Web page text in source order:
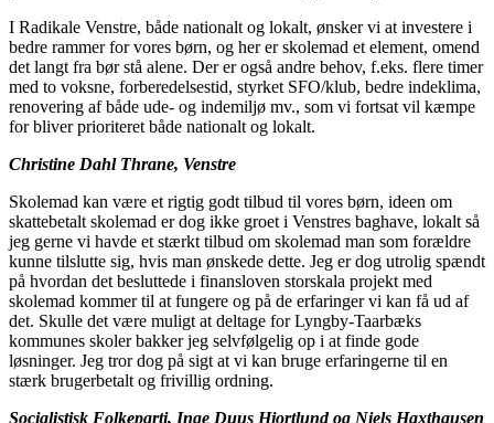
I Radikale Venstre, både nationalt og lokalt, ønsker vi at investere i
bedre rammer for vores børn, og her er skolemad et element, omend
det langt fra bør stå alene. Der er også andre behov, f.eks. flere timer
med to voksne, forberedelsestid, styrket SFO/klub, bedre indeklima,
renovering af både ude- og indemiljø mv., som vi fortsat vil kæmpe
for bliver prioriteret både nationalt og lokalt.
Christine Dahl Thrane, Venstre
Skolemad kan være et rigtig godt tilbud til vores børn, ideen om
skattebetalt skolemad er dog ikke groet i Venstres baghave, lokalt så
jeg gerne vi havde et stærkt tilbud om skolemad man som forældre
kunne tilslutte sig, hvis man ønskede dette. Jeg er dog utrolig spændt
på hvordan det besluttede i finansloven storskala projekt med
skolemad kommer til at fungere og på de erfaringer vi kan få ud af
det. Skulle det være muligt at deltage for Lyngby-Taarbæks
kommunes skoler bakker jeg selvfølgelig op i at finde gode
løsninger. Jeg tror dog på sigt at vi kan bruge erfaringerne til en
stærk brugerbetalt og frivillig ordning.
Socialistisk Folkeparti, Inge Duus Hjortlund og Niels Haxthausen